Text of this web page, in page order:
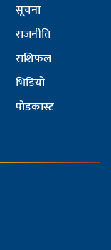
सूचना
राजनीति
राशिफल
भिडियो
पोडकास्ट